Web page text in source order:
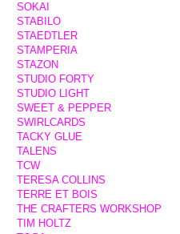
SOKAI
STABILO
STAEDTLER
STAMPERIA
STAZON
STUDIO FORTY
STUDIO LIGHT
SWEET & PEPPER
SWIRLCARDS
TACKY GLUE
TALENS
TCW
TERESA COLLINS
TERRE ET BOIS
THE CRAFTERS WORKSHOP
TIM HOLTZ